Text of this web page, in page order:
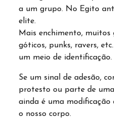
a um grupo. No Egito
elite.
Mais enchimento, muitos
góticos, punks, ravers,
um meio de identificação.
Se um sinal de adesão,
protesto ou parte de
ainda é uma
o nosso corpo.